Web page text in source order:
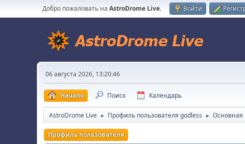
Добро пожаловать на AstroDrome Live. Войти
06 августа 2026, 13:20:46
Начало Поиск Календарь
AstroDrome Live ► Профиль пользователя godless ►
Профиль пользователя